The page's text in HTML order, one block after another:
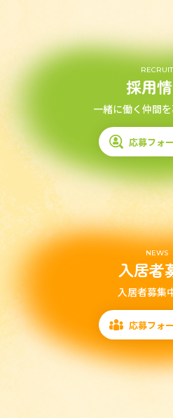
RECRUIT
採用
一緒に働く仲間
応募フォ
NEWS
入居者
入居者募集
応募フォ